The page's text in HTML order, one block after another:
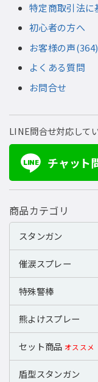
特定商取引法に
初心者の方へ
お客様の声(364)
よくある質問
お問合せ
LINE問合せ対応して
LINE チャット
商品カテゴリ
スタンガン
催涙スプレー
特殊警棒
熊よけスプレー
セット商品 オススメ
盾型スタンガン